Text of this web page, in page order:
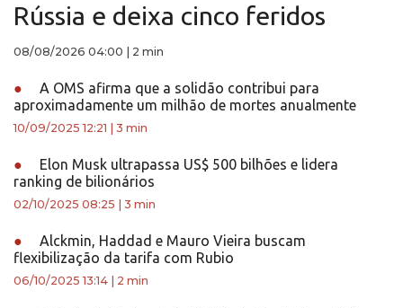
Rússia e deixa cinco feridos
08/08/2026 04:00 2 min
●
A OMS afirma que a solidão contribui para
aproximadamente um milhão de mortes anualmente
10/09/2025 12:21 3 min
●
Elon Musk ultrapassa US$ 500 bilhões e lidera
ranking de bilionários
02/10/2025 08:25 3 min
●
Alckmin, Haddad e Mauro Vieira buscam
flexibilização da tarifa com Rubio
06/10/2025 13:14 2 min